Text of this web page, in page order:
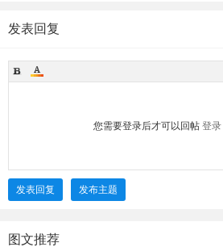
发表回复
您需要登录后才可以回帖 登录
发表回复 发布主题
图文推荐